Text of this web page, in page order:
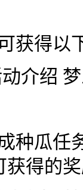
得以
瓜任
获得的